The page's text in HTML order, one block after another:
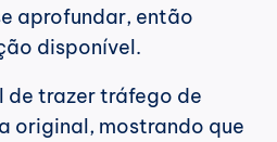
aprofundar, então
disponível.
de trazer tráfego de
original, mostrando que